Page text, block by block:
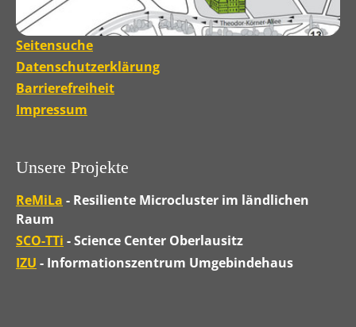
Seitensuche
Datenschutzerklärung
Barrierefreiheit
Impressum
Unsere Projekte
ReMiLa - Resiliente Microcluster im ländlichen
Raum
SCO-TTi - Science Center Oberlausitz
IZU - Informationszentrum Umgebindehaus